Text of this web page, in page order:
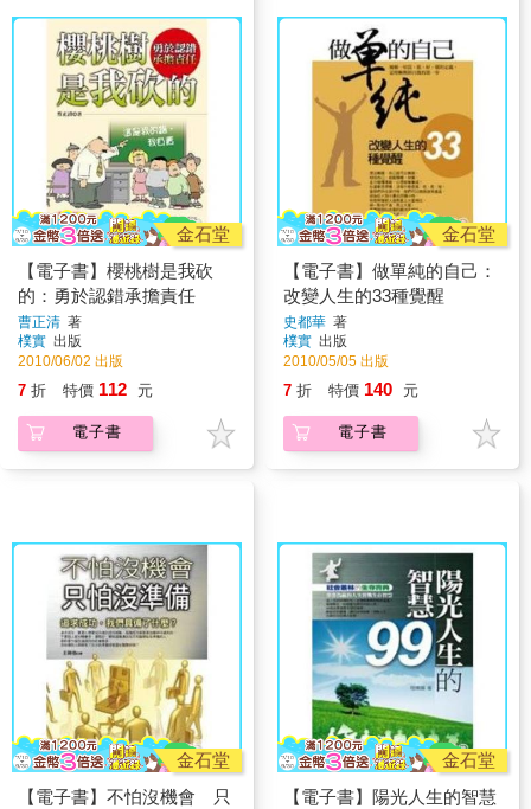
金石堂
【電子書】櫻桃樹是我砍
的：勇於認錯承擔責任
曹正清 著
樸實 出版
2010/06/02 出版
7 折 特價 112 元
電子書
金石堂
【電子書】做單純的自己：
改變人生的33種覺醒
史都華 著
樸實 出版
2010/05/05 出版
7 折 特價 140 元
電子書
金石堂
【電子書】不怕沒機會 只
金石堂
【電子書】陽光人生的智慧